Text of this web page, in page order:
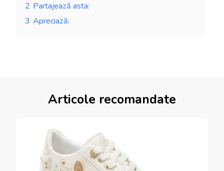
2 Partajează asta:
3 Apreciază:
Articole recomandate